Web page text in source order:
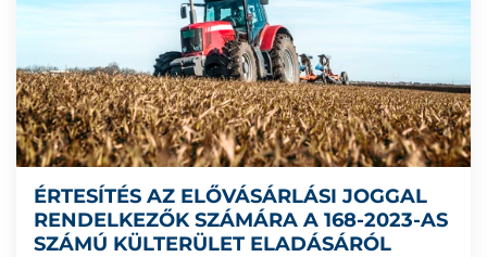
ÉRTESÍTÉS AZ ELŐVÁSÁRLÁSI JOGGAL
RENDELKEZŐK SZÁMÁRA A 168-2023-AS
SZÁMÚ KÜLTERÜLET ELADÁSÁRÓL